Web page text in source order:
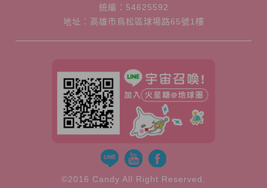
統編：54625592
地址：高雄市鳥松區球場路65號1樓
©2016 Candy All Right Reserved.